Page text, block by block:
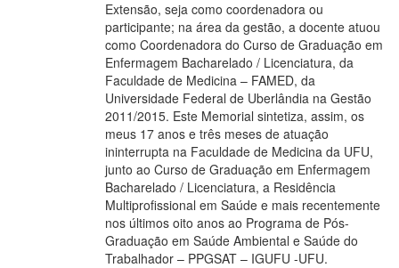
Extensão, seja como coordenadora ou
participante; na área da gestão, a docente atuou
como Coordenadora do Curso de Graduação em
Enfermagem Bacharelado / Licenciatura, da
Faculdade de Medicina – FAMED, da
Universidade Federal de Uberlândia na Gestão
2011/2015. Este Memorial sintetiza, assim, os
meus 17 anos e três meses de atuação
ininterrupta na Faculdade de Medicina da UFU,
junto ao Curso de Graduação em Enfermagem
Bacharelado / Licenciatura, a Residência
Multiprofissional em Saúde e mais recentemente
nos últimos oito anos ao Programa de Pós-
Graduação em Saúde Ambiental e Saúde do
Trabalhador – PPGSAT – IGUFU -UFU.